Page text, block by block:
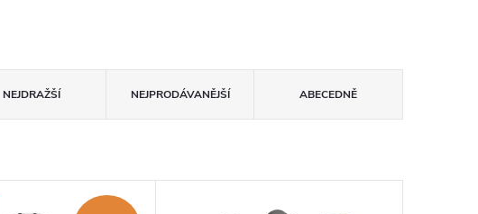
NEJDRAŽŠÍ NEJPRODÁVANĚJŠÍ ABECEDNĚ